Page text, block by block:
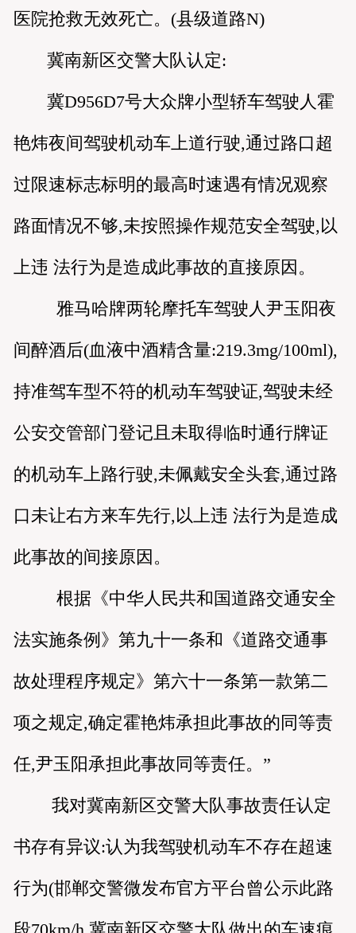
医院抢救无效死亡。(县级道路N)
冀南新区交警大队认定:
冀D956D7号大众牌小型轿车驾驶人霍
艳炜夜间驾驶机动车上道行驶,通过路口超
过限速标志标明的最高时速遇有情况观察
路面情况不够,未按照操作规范安全驾驶,以
上违 法行为是造成此事故的直接原因。
雅马哈牌两轮摩托车驾驶人尹玉阳夜
间醉酒后(血液中酒精含量:219.3mg/100ml),
持准驾车型不符的机动车驾驶证,驾驶未经
公安交管部门登记且未取得临时通行牌证
的机动车上路行驶,未佩戴安全头套,通过路
口未让右方来车先行,以上违 法行为是造成
此事故的间接原因。
根据《中华人民共和国道路交通安全
法实施条例》第九十一条和《道路交通事
故处理程序规定》第六十一条第一款第二
项之规定,确定霍艳炜承担此事故的同等责
任,尹玉阳承担此事故同等责任。”
我对冀南新区交警大队事故责任认定
书存有异议:认为我驾驶机动车不存在超速
行为(邯郸交警微发布官方平台曾公示此路